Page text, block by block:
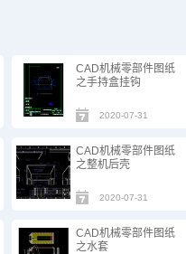
CAD机械零部件图纸
之手持盒挂钩
2020-07-31
CAD机械零部件图纸
之整机后壳
2020-07-31
CAD机械零部件图纸
之水套